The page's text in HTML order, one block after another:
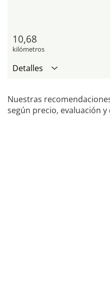
10,68
kilómetros
Detalles
Nuestras
según precio, evaluación y